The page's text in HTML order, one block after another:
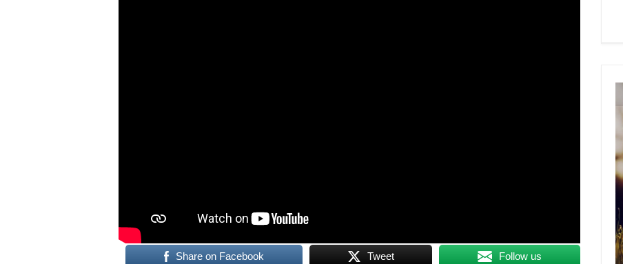
Share on Facebook Tweet Follow us